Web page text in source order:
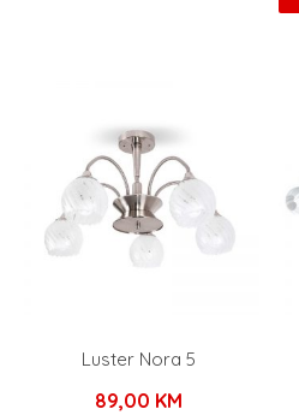
Luster Nora 5
89,00 KM